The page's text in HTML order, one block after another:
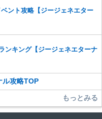
ント攻略【ジージェネエター
ンキング【ジージェネエターナ
ル攻略TOP
もっとみる